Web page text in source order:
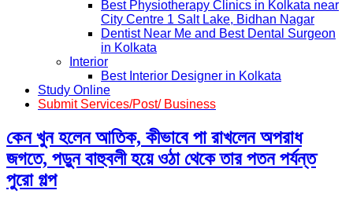
Best Physiotherapy Clinics in Kolkata near
City Centre 1 Salt Lake, Bidhan Nagar
Dentist Near Me and Best Dental Surgeon
in Kolkata
Interior
Best Interior Designer in Kolkata
Study Online
Submit Services/Post/ Business
কেন খুন হলেন আতিক, কীভাবে পা রাখলেন অপরাধ
জগতে, পড়ুন বাহুবলী হয়ে ওঠা থেকে তার পতন পর্যন্ত
পুরো গল্প